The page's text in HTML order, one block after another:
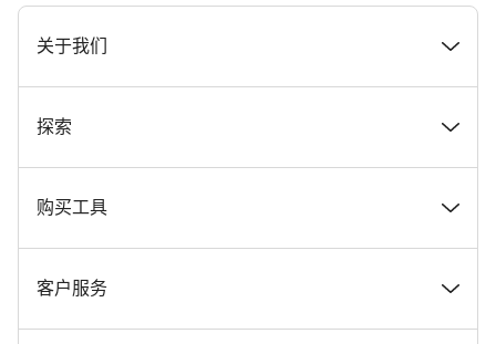
[footer.linksList.title]
关于我们
奖项
在 Canyon 工作
Canyon 新闻发布室
探索
新闻和故事
提示和建议
购买工具
找到您梦寐以求的 Canyon 自行车
客户服务